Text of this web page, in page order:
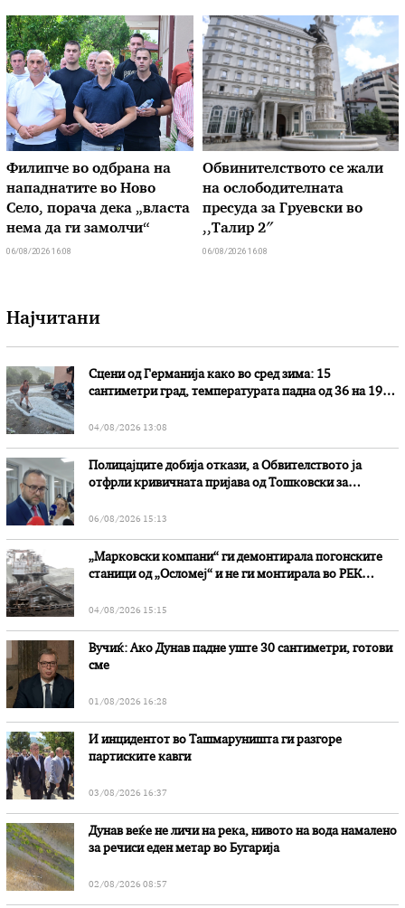
Филипче во одбрана на
нападнатите во Ново
Село, порача дека „власта
нема да ги замолчи“
06/08/2026 16:08
Обвинителството се жали
на ослободителната
пресуда за Груевски во
,,Талир 2″
06/08/2026 16:08
Најчитани
Сцени од Германија како во сред зима: 15
сантиметри град, температурата падна од 36 на 19
04/08/2026 13:08
Полицајците добија откази, а Обвителството ја
отфрли кривичната пријава од Тошковски за
06/08/2026 15:13
„Марковски компани“ ги демонтирала погонските
станици од „Осломеј“ и не ги монтирала во РЕК
04/08/2026 15:15
Вучиќ: Ако Дунав падне уште 30 сантиметри, готови
сме
01/08/2026 16:28
И инцидентот во Ташмаруништa ги разгоре
партиските кавги
03/08/2026 16:37
Дунав веќе не личи на река, нивото на вода намалено
за речиси еден метар во Бугарија
02/08/2026 08:57